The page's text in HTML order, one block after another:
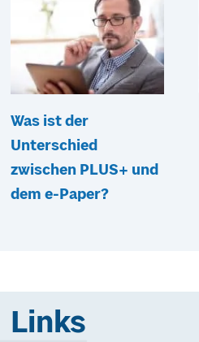
Was ist der
Unterschied
zwischen PLUS+ und
dem e-Paper?
Links